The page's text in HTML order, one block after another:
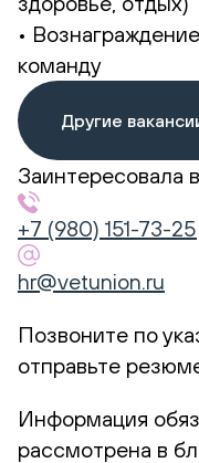
•
команду
Другие
Заинтересовала
+7 (980) 151-73-25
hr@vetunion.ru
Позвоните по
отправьте
Информация
рассмотрена в